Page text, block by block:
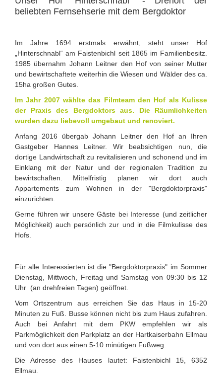
beliebten Fernsehserie mit dem Bergdoktor
Im Jahre 1694 erstmals erwähnt, steht unser Hof
„Hinterschnabl“ am Faistenbichl seit 1865 im Familienbesitz.
1985 übernahm Johann Leitner den Hof von seiner Mutter
und bewirtschaftete weiterhin die Wiesen und Wälder des ca.
15ha großen Gutes.
Im Jahr 2007 wählte das Filmteam den Hof als Kulisse
der Praxis des Bergdoktors aus. Die Räumlichkeiten
wurden dazu liebevoll umgebaut und renoviert.
Anfang 2016 übergab Johann Leitner den Hof an Ihren
Gastgeber Hannes Leitner. Wir beabsichtigen nun, die
dortige Landwirtschaft zu revitalisieren und schonend und im
Einklang mit der Natur und der regionalen Tradition zu
bewirtschaften. Mittelfristig planen wir dort auch
Appartements zum Wohnen in der "Bergdoktorpraxis"
einzurichten.
Gerne führen wir unsere Gäste bei Interesse (und zeitlicher
Möglichkeit) auch persönlich zur und in die Filmkulisse des
Hofs.
Für alle Interessierten ist die "Bergdoktorpraxis" im Sommer
Dienstag, Mittwoch, Freitag und Samstag von 09:30 bis 12
Uhr (an drehfreien Tagen) geöffnet.
Vom Ortszentrum aus erreichen Sie das Haus in 15-20
Minuten zu Fuß. Busse können nicht bis zum Haus zufahren.
Auch bei Anfahrt mit dem PKW empfehlen wir als
Parkmöglichkeit den Parkplatz an der Hartkaiserbahn Ellmau
und von dort aus einen 5-10 minütigen Fußweg.
Die Adresse des Hauses lautet: Faistenbichl 15, 6352
Ellmau.